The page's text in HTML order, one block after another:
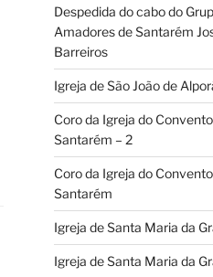
Despedida do cabo do
Amadores de Santarém
Barreiros
Igreja de São João de
Coro da Igreja do
Santarém – 2
Coro da Igreja do
Santarém
Igreja de Santa Maria da
Igreja de Santa Maria da